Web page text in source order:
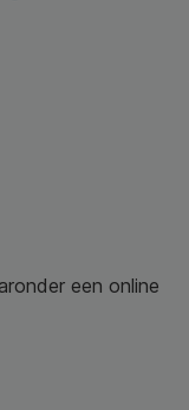
een online